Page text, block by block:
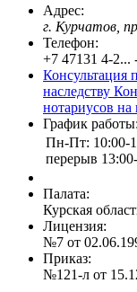
Адрес:
г. Курчатов,
Телефон:
+7 47131 4-2...
Консультация
наследству
нотариусов
График работы:
Пн-Пт: 10:00-
перерыв
Палата:
Курская
Лицензия:
№7 от
Приказ:
№121-л от